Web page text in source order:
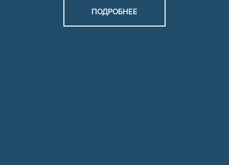
ПОДРОБНЕЕ